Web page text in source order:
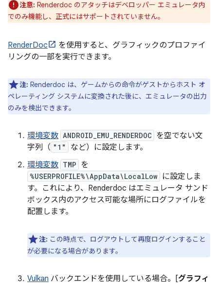
注意: Renderdoc のアタッチはデベロッパー エミュレータ内
でのみ機能し、正式にはサポートされていません。
RenderDoc
を使用すると、グラフィックのプロファイ
リングの一部を実行できます。
注: Renderdoc は、ゲームからの命令がゲストからホスト オ
ペレーティング システムに変換された後に、エミュレータの出力
のみを検出できます。
環境変数 ANDROID_EMU_RENDERDOC を空でない文
字列（ "1"
など）に設定します。
環境変数 TMP を
%USERPROFILE%\AppData\LocalLow に設定しま
す。これにより、Renderdoc はエミュレータ サンド
ボックス内のアクセス可能な場所にログファイルを
配置します。
注: この時点で、ログアウトして再度ログインすること
が必要になる場合があります。
Vulkan バックエンドを使用している場合。[グラフィ